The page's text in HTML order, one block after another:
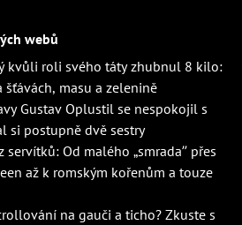
webů
kvůli roli svého táty zhubnul 8 kilo:
šťávách, masu a zelenině
Gustav Oplustil se nespokojil s
si postupně dvě sestry
servítků: Od malého „smrada” přes
až k romským kořenům a touze
na gauči a ticho? Zkuste s